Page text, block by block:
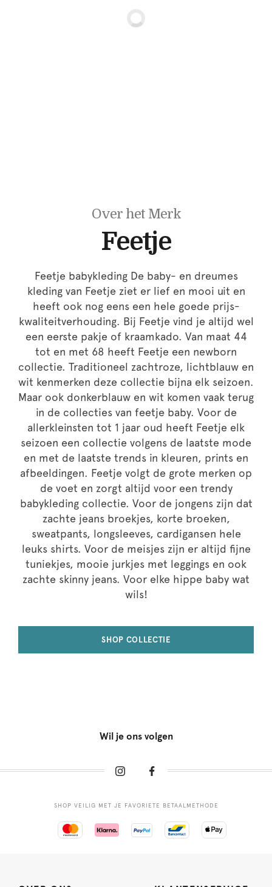
Over het Merk
Feetje
Feetje babykleding De baby- en dreumes
kleding van Feetje ziet er lief en mooi uit en
heeft ook nog eens een hele goede prijs-
kwaliteitverhouding. Bij Feetje vind je altijd wel
een eerste pakje of kraamkado. Van maat 44
tot en met 68 heeft Feetje een newborn
collectie. Traditioneel zachtroze, lichtblauw en
wit kenmerken deze collectie bijna elk seizoen.
Maar ook donkerblauw en wit komen vaak terug
in de collecties van feetje baby. Voor de
allerkleinsten tot 1 jaar oud heeft Feetje elk
seizoen een collectie volgens de laatste mode
en met de laatste trends in kleuren, prints en
afbeeldingen. Feetje volgt de grote merken op
de voet en zorgt altijd voor een trendy
babykleding collectie. Voor de jongens zijn dat
zachte jeans broekjes, korte broeken,
sweatpants, longsleeves, cardigansen hele
leuks shirts. Voor de meisjes zijn er altijd fijne
tuniekjes, mooie jurkjes met leggings en ook
zachte skinny jeans. Voor elke hippe baby wat
wils!
SHOP COLLECTIE
Wil je ons volgen
SHOP VEILIG MET JE FAVORIETE BETAALMETHODE